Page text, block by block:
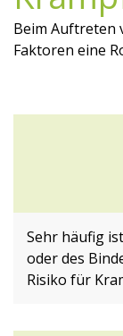
Beim Auftreten
Faktoren eine
Sehr häufig
oder des
Risiko für